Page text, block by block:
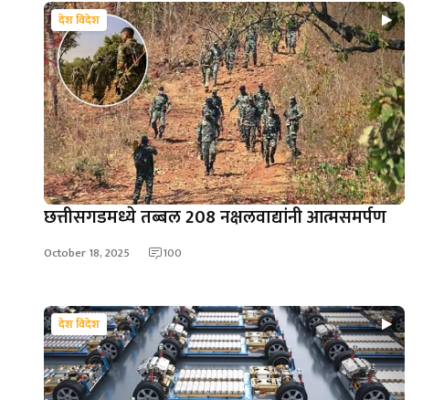
देश विदेश
छत्तीसगडमध्ये तब्बल 208 नक्षलवाद्यांनी आत्मसमर्पण
October 18, 2025 100
देश विदेश